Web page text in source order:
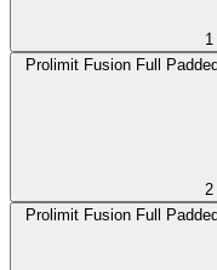
1
Prolimit Fusion Full Padded
2
Prolimit Fusion Full Padded